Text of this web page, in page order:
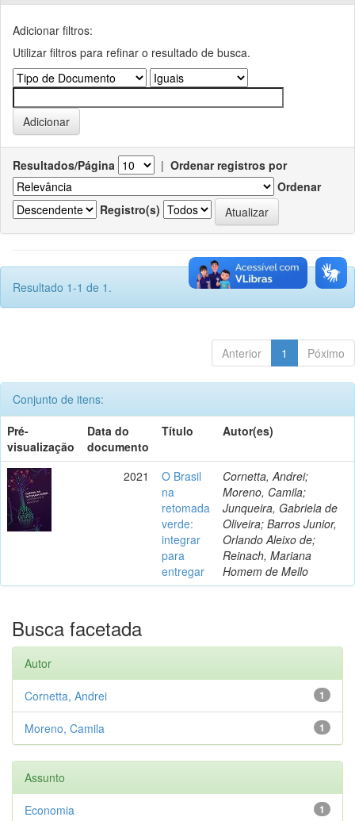
Adicionar filtros:
Utilizar filtros para refinar o resultado de busca.
Resultados/Página | Ordenar registros por
Ordenar
Registro(s)
Resultado 1-1 de 1.
Anterior 1 Póximo
Conjunto de itens:
Pré-
visualização
Data do
documento
Título Autor(es)
2021
O Brasil
na
retomada
verde:
integrar
para
entregar
Cornetta, Andrei;
Moreno, Camila;
Junqueira, Gabriela de
Oliveira; Barros Junior,
Orlando Aleixo de;
Reinach, Mariana
Homem de Mello
Busca facetada
Autor
1
Cornetta, Andrei
1
Moreno, Camila
Assunto
1
Economia